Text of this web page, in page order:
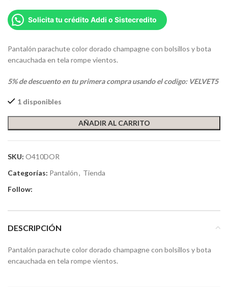
Solicita tu crédito Addi o Sistecredito
Pantalón parachute color dorado champagne con bolsillos y bota
encauchada en tela rompe vientos.
5% de descuento en tu primera compra usando el codigo: VELVET5
1 disponibles
AÑADIR AL CARRITO
SKU: O410DOR
Categorías: Pantalón, Tienda
Follow:
DESCRIPCIÓN
Pantalón parachute color dorado champagne con bolsillos y bota
encauchada en tela rompe vientos.